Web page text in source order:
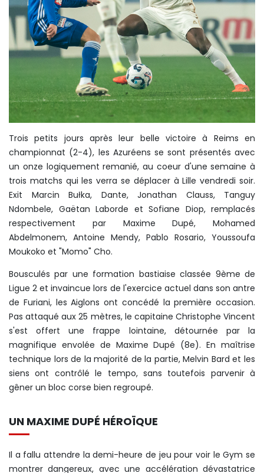
Trois petits jours après leur belle victoire à Reims en
championnat (2-4), les Azuréens se sont présentés avec
un onze logiquement remanié, au coeur d'une semaine à
trois matchs qui les verra se déplacer à Lille vendredi soir.
Exit Marcin Bułka, Dante, Jonathan Clauss, Tanguy
Ndombele, Gaëtan Laborde et Sofiane Diop, remplacés
respectivement par Maxime Dupé, Mohamed
Abdelmonem, Antoine Mendy, Pablo Rosario, Youssoufa
Moukoko et "Momo" Cho.
Bousculés par une formation bastiaise classée 9ème de
Ligue 2 et invaincue lors de l'exercice actuel dans son antre
de Furiani, les Aiglons ont concédé la première occasion.
Pas attaqué aux 25 mètres, le capitaine Christophe Vincent
s'est offert une frappe lointaine, détournée par la
magnifique envolée de Maxime Dupé (8e). En maîtrise
technique lors de la majorité de la partie, Melvin Bard et les
siens ont contrôlé le tempo, sans toutefois parvenir à
gêner un bloc corse bien regroupé.
UN MAXIME DUPÉ HÉROÏQUE
Il a fallu attendre la demi-heure de jeu pour voir le Gym se
montrer dangereux, avec une accélération dévastatrice